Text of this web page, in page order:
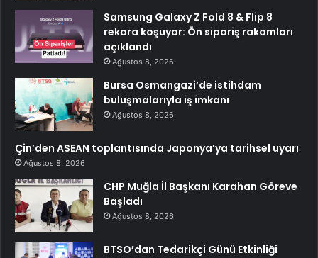
Samsung Galaxy Z Fold 8 & Flip 8
rekora koşuyor: Ön sipariş rakamları
açıklandı
Ağustos 8, 2026
Bursa Osmangazi’de istihdam
buluşmalarıyla iş imkanı
Ağustos 8, 2026
Çin’den ASEAN toplantısında Japonya’ya tarihsel uyarı
Ağustos 8, 2026
CHP Muğla İl Başkanı Karahan Göreve
Başladı
Ağustos 8, 2026
BTSO’dan Tedarikçi Günü Etkinliği